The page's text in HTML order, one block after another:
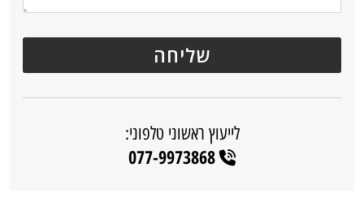
לייעוץ ראשוני טלפוני:
077-9973868